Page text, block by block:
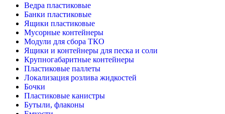
Ведра пластиковые
Банки пластиковые
Ящики пластиковые
Мусорные контейнеры
Модули для сбора ТКО
Ящики и контейнеры для песка и соли
Крупногабаритные контейнеры
Пластиковые паллеты
Локализация розлива жидкостей
Бочки
Пластиковые канистры
Бутыли, флаконы